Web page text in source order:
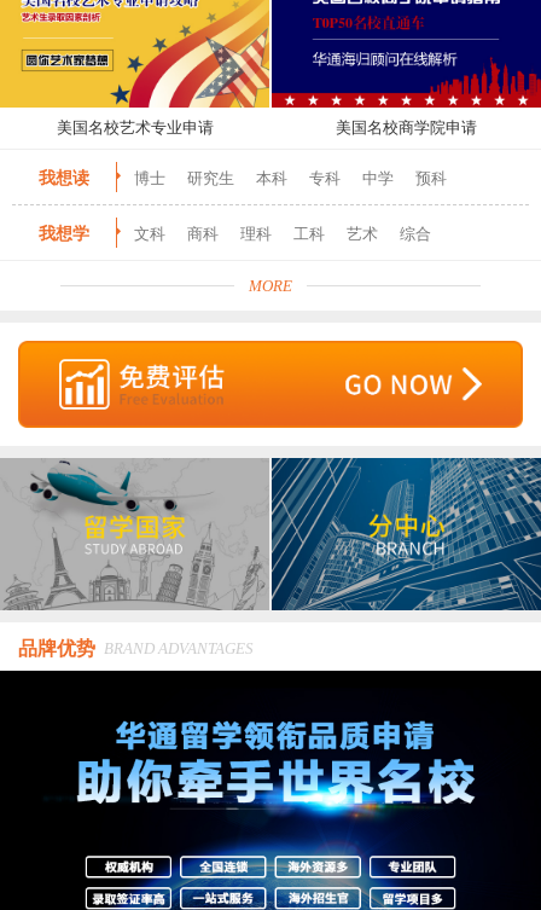
美国名校艺术专业申请 美国名校商学院申请
我想读 博士 研究生 本科 专科 中学 预科
我想学 文科 商科 理科 工科 艺术 综合
MORE
品牌优势 BRAND ADVANTAGES